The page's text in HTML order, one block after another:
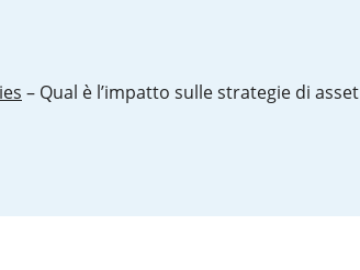
– Qual è l’impatto sulle strategie di asset